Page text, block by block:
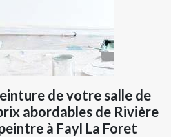
de votre salle de
abordables de Rivière
à Fayl La Foret